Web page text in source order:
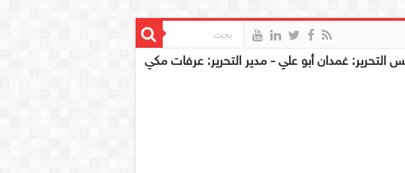
التحرير: غمدان أبو علي - مدير التحرير: عرفات مكي